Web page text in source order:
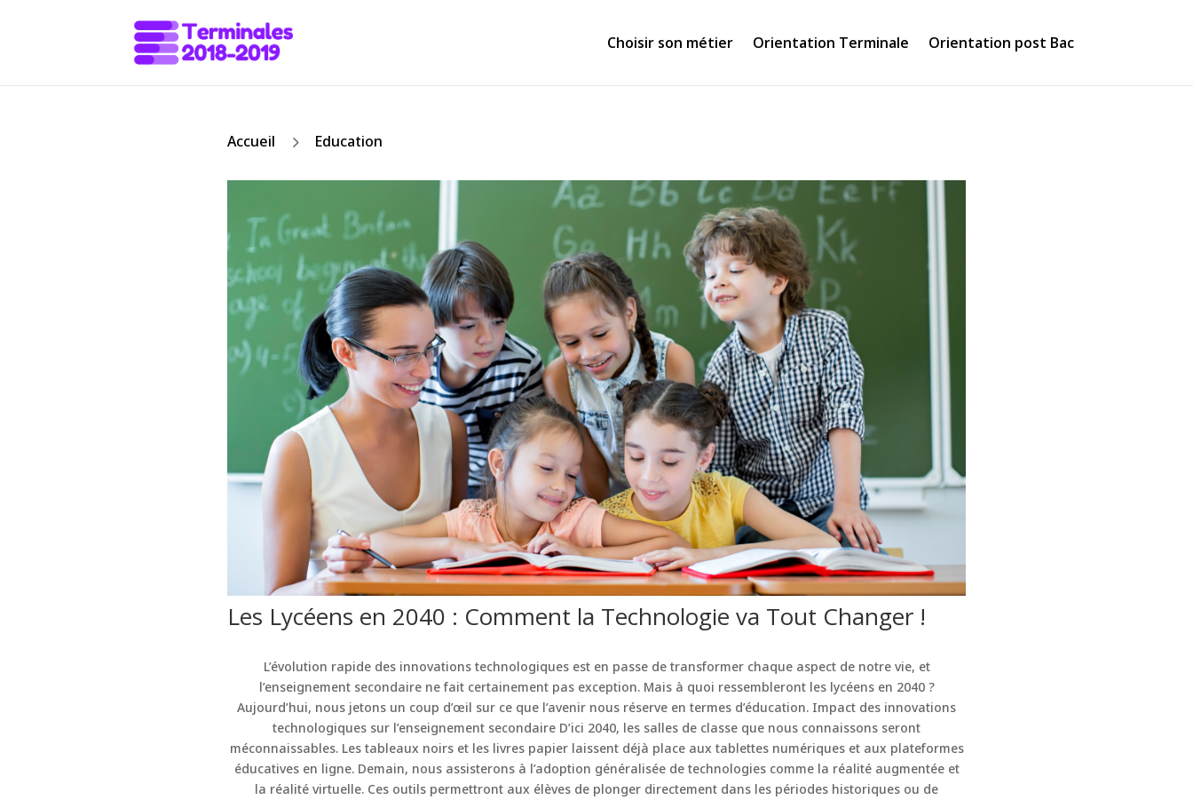
Choisir son métier Orientation Terminale Orientation post Bac
Accueil 5 Education
Les Lycéens en 2040 : Comment la Technologie va Tout Changer !
L’évolution rapide des innovations technologiques est en passe de transformer chaque aspect de notre vie, et
l’enseignement secondaire ne fait certainement pas exception. Mais à quoi ressembleront les lycéens en 2040 ?
Aujourd’hui, nous jetons un coup d’œil sur ce que l’avenir nous réserve en termes d’éducation. Impact des innovations
technologiques sur l’enseignement secondaire D’ici 2040, les salles de classe que nous connaissons seront
méconnaissables. Les tableaux noirs et les livres papier laissent déjà place aux tablettes numériques et aux plateformes
éducatives en ligne. Demain, nous assisterons à l’adoption généralisée de technologies comme la réalité augmentée et
la réalité virtuelle. Ces outils permettront aux élèves de plonger directement dans les périodes historiques ou de